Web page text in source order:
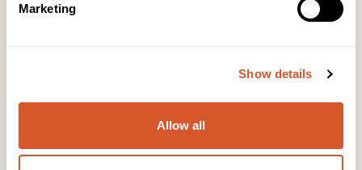
Marketing
Show details
Allow all